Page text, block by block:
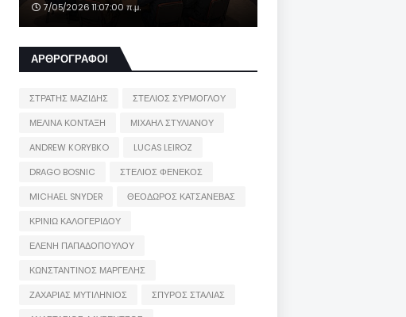
7/05/2026 11:07:00 π.μ.
ΑΡΘΡΟΓΡΑΦΟΙ
ΣΤΡΑΤΗΣ ΜΑΖΙΔΗΣ
ΣΤΕΛΙΟΣ ΣΥΡΜΟΓΛΟΥ
ΜΕΛΙΝΑ ΚΟΝΤΑΞΗ
ΜΙΧΑΗΛ ΣΤΥΛΙΑΝΟΥ
ANDREW KORYBKO
LUCAS LEIROZ
DRAGO BOSNIC
ΣΤΕΛΙΟΣ ΦΕΝΕΚΟΣ
MICHAEL SNYDER
ΘΕΟΔΩΡΟΣ ΚΑΤΣΑΝΕΒΑΣ
ΚΡΙΝΙΩ ΚΑΛΟΓΕΡΙΔΟΥ
ΕΛΕΝΗ ΠΑΠΑΔΟΠΟΥΛΟΥ
ΚΩΝΣΤΑΝΤΙΝΟΣ ΜΑΡΓΕΛΗΣ
ΖΑΧΑΡΙΑΣ ΜΥΤΙΛΗΝΙΟΣ
ΣΠΥΡΟΣ ΣΤΑΛΙΑΣ